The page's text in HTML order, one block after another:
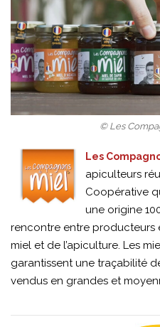
© Les
Les
apiculteurs
Coopérative
une origine
rencontre entre producteurs
miel et de l’apiculture. Les
garantissent une traçabilité
vendus en grandes et